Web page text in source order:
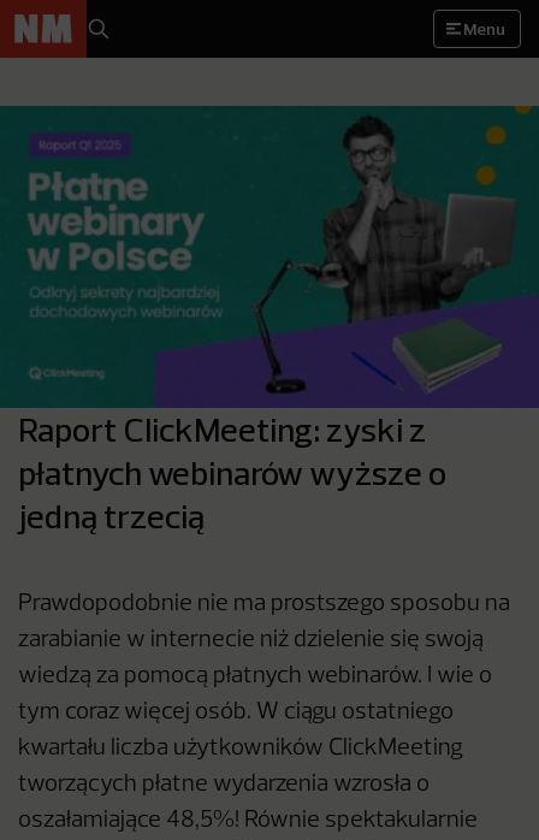
Menu
Raport ClickMeeting: zyski z
płatnych webinarów wyższe o
jedną trzecią
Prawdopodobnie nie ma prostszego sposobu na
zarabianie w internecie niż dzielenie się swoją
wiedzą za pomocą płatnych webinarów. I wie o
tym coraz więcej osób. W ciągu ostatniego
kwartału liczba użytkowników ClickMeeting
tworzących płatne wydarzenia wzrosła o
oszałamiające 48,5%! Równie spektakularnie